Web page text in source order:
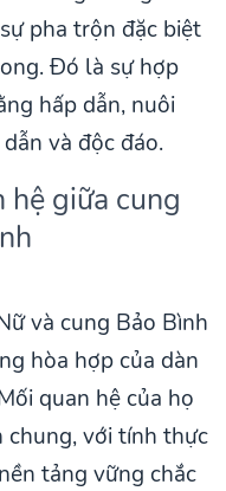
pha trộn đặc biệt
Đó là sự hợp
hấp dẫn, nuôi
và độc đáo.
hệ giữa cung
và cung Bảo Bình
hòa hợp của dàn
quan hệ của họ
chung, với tính thực
tảng vững chắc